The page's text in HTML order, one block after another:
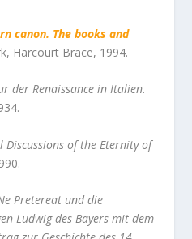
canon. The books and
Harcourt Brace, 1994.
der Renaissance in Italien.
Discussions of the Eternity of
Pretereat und die
Ludwig des Bayers mit dem